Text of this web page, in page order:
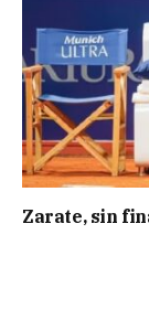
Zarate, sin